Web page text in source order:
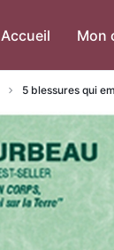
Accueil Mon
5 blessures qui